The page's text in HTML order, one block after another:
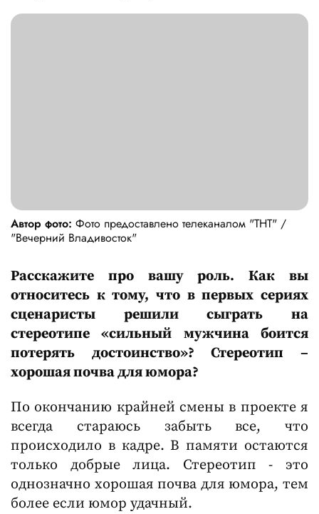
Автор фото: Фото предоставлено телеканалом "ТНТ" /
"Вечерний Владивосток"
Расскажите про вашу роль. Как вы
относитесь к тому, что в первых сериях
сценаристы решили сыграть на
стереотипе «сильный мужчина боится
потерять достоинство»? Стереотип –
хорошая почва для юмора?
По окончанию крайней смены в проекте я
всегда стараюсь забыть все, что
происходило в кадре. В памяти остаются
только добрые лица. Стереотип - это
однозначно хорошая почва для юмора, тем
более если юмор удачный.